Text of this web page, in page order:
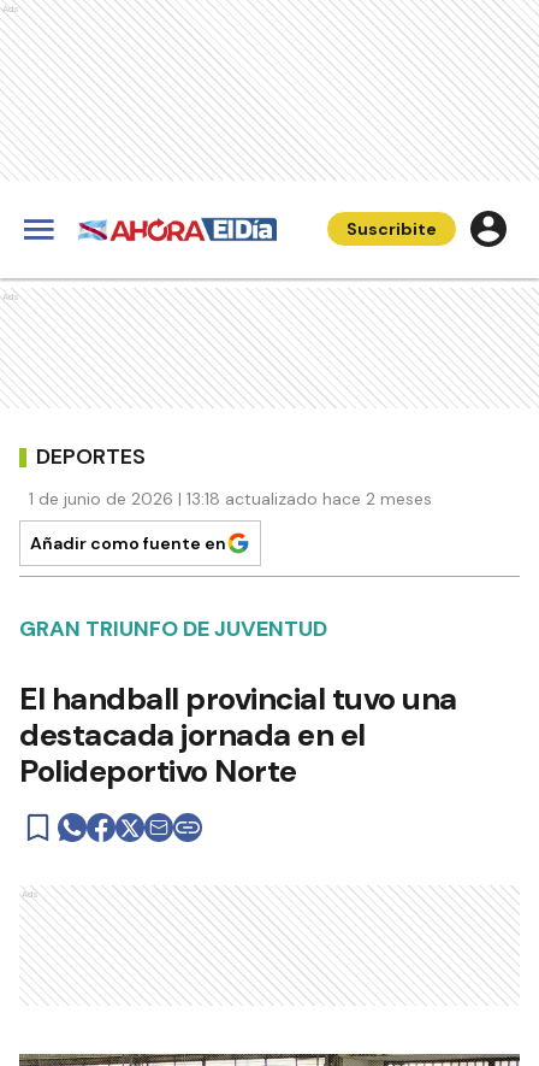
Ads
Suscribite
Ads
DEPORTES
1 de junio de 2026 | 13:18 actualizado hace 2 meses
Añadir como fuente en
GRAN TRIUNFO DE JUVENTUD
El handball provincial tuvo una
destacada jornada en el
Polideportivo Norte
Ads